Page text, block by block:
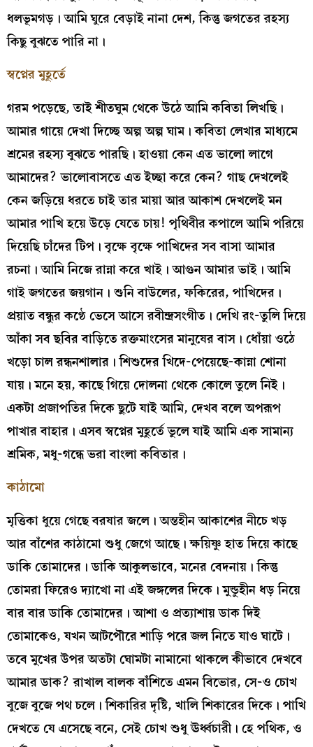
ধলভূমগড়। আমি ঘুরে বেড়াই নানা দেশ, কিন্তু জগতের রহস্য
কিছু বুঝতে পারি না।
স্বপ্নের মুহূর্তে
গরম পড়েছে, তাই শীতঘুম থেকে উঠে আমি কবিতা লিখছি।
আমার গায়ে দেখা দিচ্ছে অল্প অল্প ঘাম। কবিতা লেখার মাধ্যমে
শ্রমের রহস্য বুঝতে পারছি। হাওয়া কেন এত ভালো লাগে
আমাদের? ভালোবাসতে এত ইচ্ছা করে কেন? গাছ দেখলেই
কেন জড়িয়ে ধরতে চাই তার মায়া আর আকাশ দেখলেই মন
আমার পাখি হয়ে উড়ে যেতে চায়! পৃথিবীর কপালে আমি পরিয়ে
দিয়েছি চাঁদের টিপ। বৃক্ষে বৃক্ষে পাখিদের সব বাসা আমার
রচনা। আমি নিজে রান্না করে খাই। আগুন আমার ভাই। আমি
গাই জগতের জয়গান। শুনি বাউলের, ফকিরের, পাখিদের।
প্রয়াত বন্ধুর কণ্ঠে ভেসে আসে রবীন্দ্রসংগীত। দেখি রং-তুলি দিয়ে
আঁকা সব ছবির বাড়িতে রক্তমাংসের মানুষের বাস। ধোঁয়া ওঠে
খড়ো চাল রন্ধনশালার। শিশুদের খিদে-পেয়েছে-কান্না শোনা
যায়। মনে হয়, কাছে গিয়ে দোলনা থেকে কোলে তুলে নিই।
একটা প্রজাপতির দিকে ছুটে যাই আমি, দেখব বলে অপরূপ
পাখার বাহার। এসব স্বপ্নের মুহূর্তে ভুলে যাই আমি এক সামান্য
শ্রমিক, মধু-গন্ধে ভরা বাংলা কবিতার।
কাঠামো
মৃত্তিকা ধুয়ে গেছে বরষার জলে। অন্তহীন আকাশের নীচে খড়
আর বাঁশের কাঠামো শুধু জেগে আছে। ক্ষয়িষ্ণু হাত দিয়ে কাছে
ডাকি তোমাদের। ডাকি আকুলভাবে, মনের বেদনায়। কিন্তু
তোমরা ফিরেও দ্যাখো না এই জঙ্গলের দিকে। মুন্ডুহীন ধড় নিয়ে
বার বার ডাকি তোমাদের। আশা ও প্রত্যাশায় ডাক দিই
তোমাকেও, যখন আটপৌরে শাড়ি পরে জল নিতে যাও ঘাটে।
তবে মুখের উপর অতটা ঘোমটা নামানো থাকলে কীভাবে দেখবে
আমার ডাক? রাখাল বালক বাঁশিতে এমন বিভোর, সে-ও চোখ
বুজে বুজে পথ চলে। শিকারির দৃষ্টি, খালি শিকারের দিকে। পাখি
দেখতে যে এসেছে বনে, সেই চোখ শুধু ঊর্ধ্বচারী। হে পথিক, ও